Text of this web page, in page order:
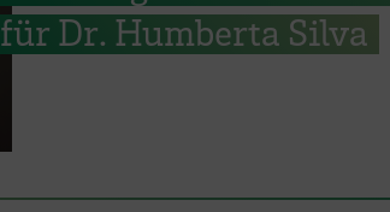
für Dr. Humberta Silva